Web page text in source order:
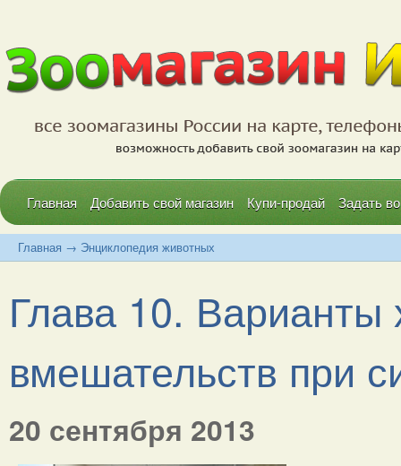
Главная Добавить свой магазин Купи-продай Задать
Главная → Энциклопедия животных
Глава 10. Варианты
вмешательств при
20 сентября 2013